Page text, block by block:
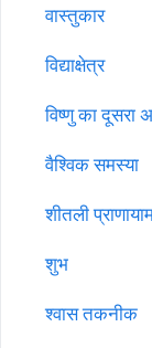
वास्तुकार
विद्याक्षेत्र
विष्णु का दूसरा
वैश्विक समस्या
शीतली
शुभ
श्वास तकनीक